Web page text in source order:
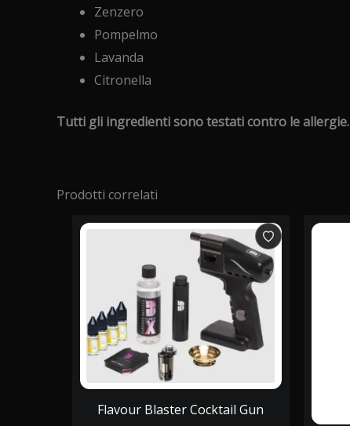
Zenzero
Pompelmo
Lavanda
Citronella
Tutti gli ingredienti sono testati contro le allergie.
Prodotti correlati
Flavour Blaster Cocktail Gun